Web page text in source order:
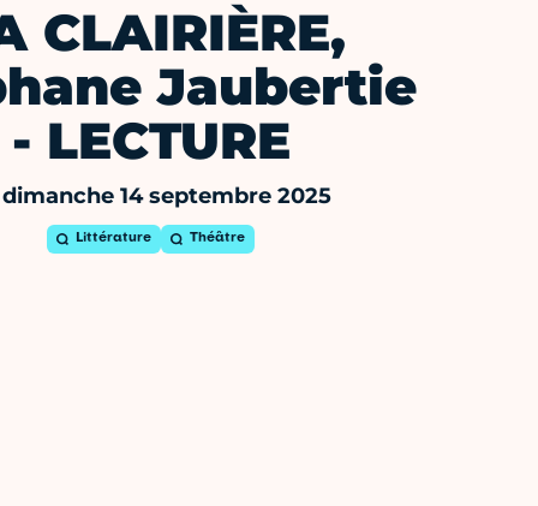
CLAIRIÈRE,
Jaubertie
- LECTURE
dimanche 14 septembre 2025
Littérature Théâtre